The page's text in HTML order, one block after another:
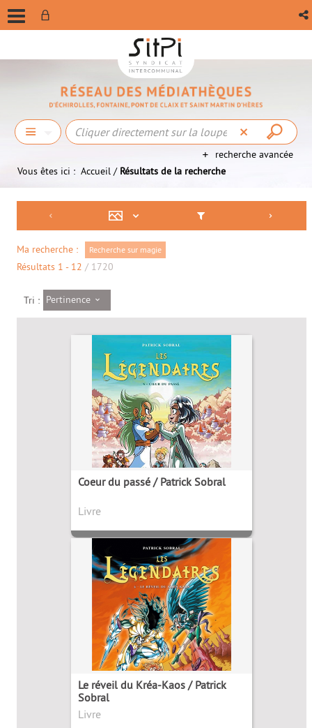
recherche avancée
Vous êtes ici : Accueil / Résultats de la recherche
Ma recherche : Recherche sur magie
Résultats 1 - 12 / 1720
Tri : Pertinence
Coeur du passé / Patrick Sobral
Livre
Le réveil du Kréa-Kaos / Patrick
Sobral
Livre